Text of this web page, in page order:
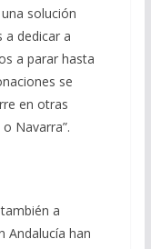
solución
a dedicar a
a parar hasta
se
en otras
Navarra”.
a
Andalucía han